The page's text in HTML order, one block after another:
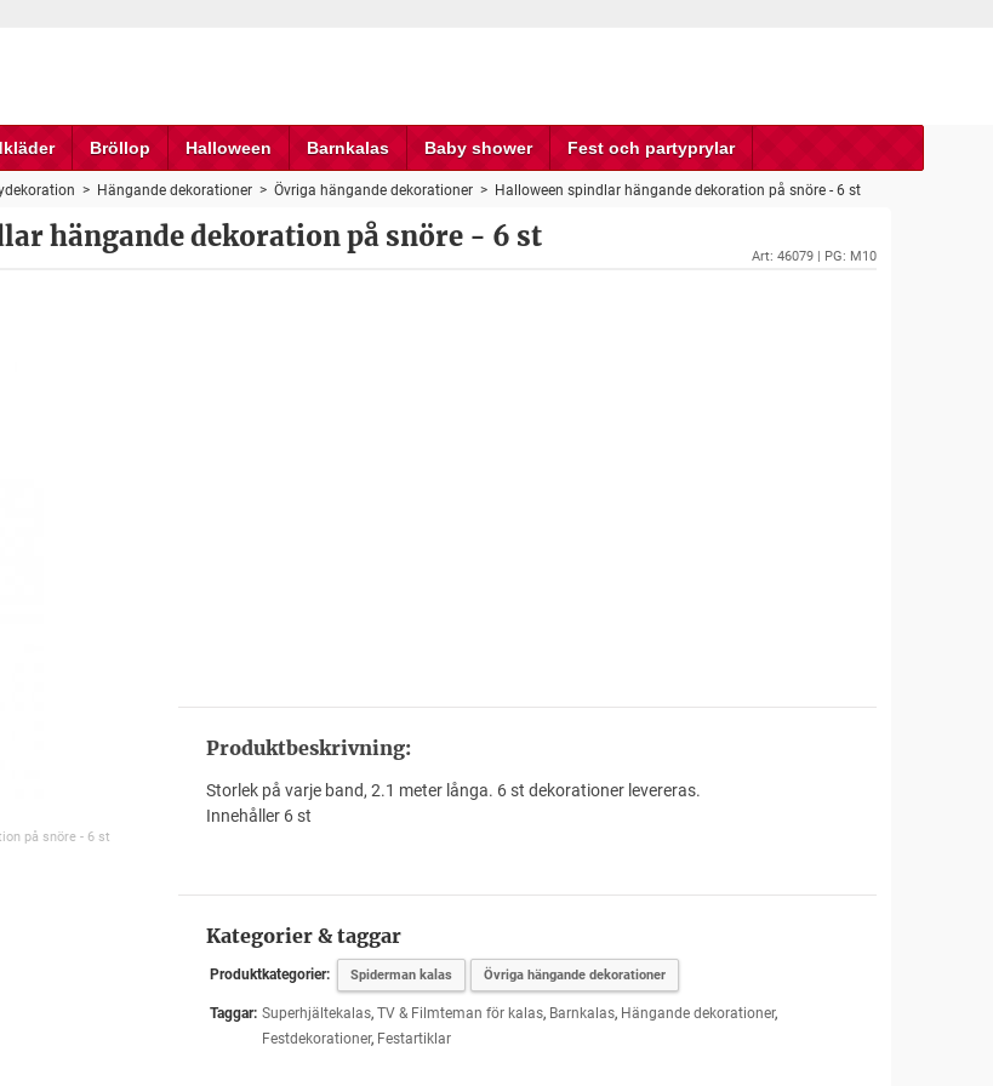
Bröllop Halloween Barnkalas Baby shower Fest och partyprylar
> Hängande dekorationer> Övriga hängande dekorationer> Halloween spindlar hängande dekoration på snöre - 6 st
hängande dekoration på snöre - 6 st
Art: 46079 | PG: M10
på snöre - 6 st
Produktbeskrivning:
Storlek på varje band, 2.1 meter långa. 6 st dekorationer levereras.
Innehåller 6 st
Kategorier & taggar
Produktkategorier: Spiderman kalas Övriga hängande dekorationer
Taggar: Superhjältekalas, TV & Filmteman för kalas, Barnkalas, Hängande dekorationer,
Festdekorationer, Festartiklar